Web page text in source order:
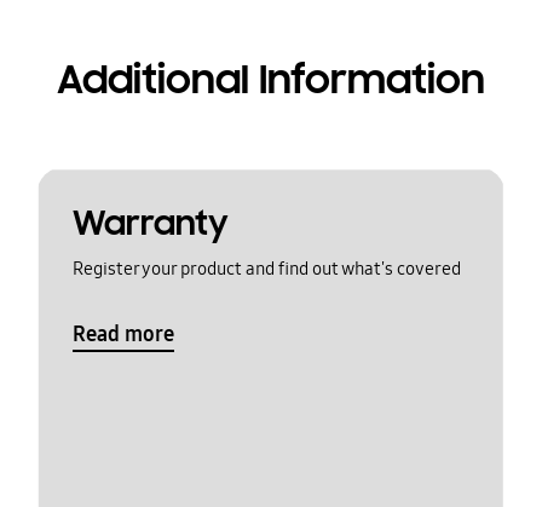
Additional Information
Warranty
Register your product and find out what's covered
Read more